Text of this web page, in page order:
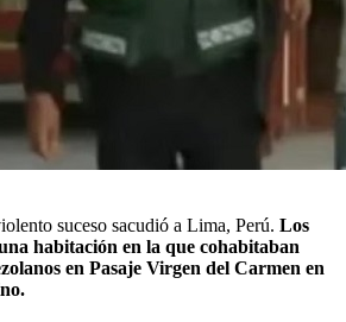
suceso sacudió a Lima, Perú. Los
habitación en la que cohabitaban
en Pasaje Virgen del Carmen en